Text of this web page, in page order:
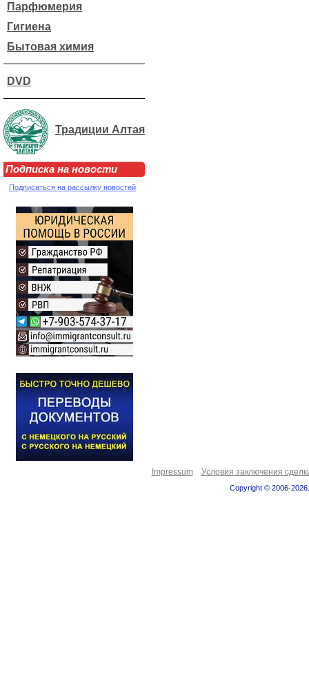
Парфюмерия
Гигиена
Бытовая химия
DVD
Традиции Алтая
Подписка на новости
Подписаться на рассылку новостей
Impressum Условия заключения
Copyright © 2006-